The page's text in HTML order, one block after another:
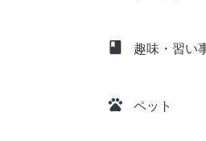
class 趣味・習い
pets ペット